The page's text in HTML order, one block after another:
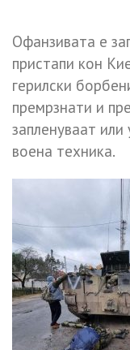
Офанзивата е
пристапи кон
герилски
премрзнати и
запленуваат
воена техника.